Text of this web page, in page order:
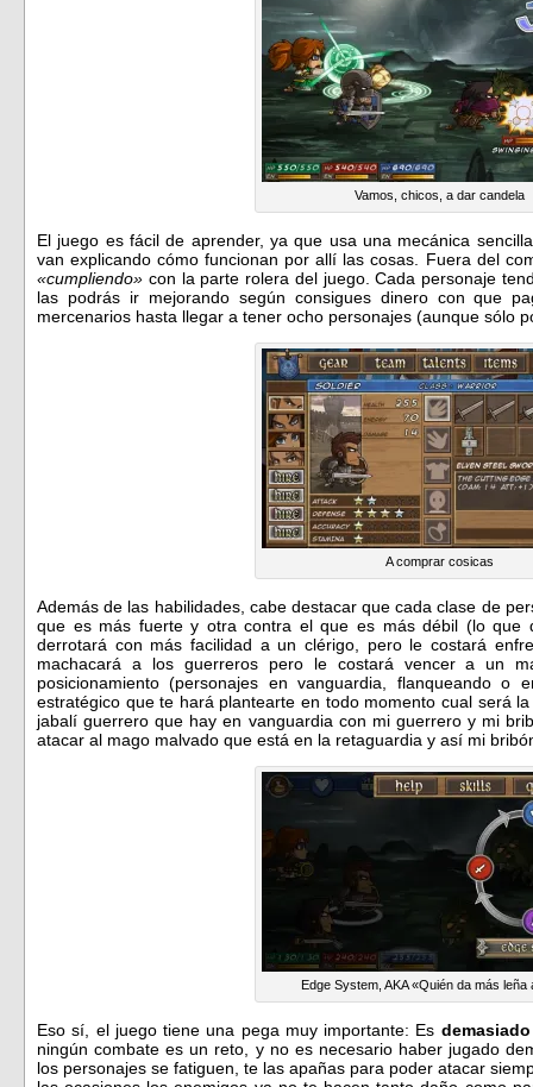
Vamos, chicos, a dar candela
El juego es fácil de aprender, ya que usa una mecánica
van explicando cómo funcionan por allí las cosas. Fuera del
«cumpliendo» con la parte rolera del juego. Cada personaje
las podrás ir mejorando según consigues dinero con que
mercenarios hasta llegar a tener ocho personajes (aunque sólo
A comprar cosicas
Además de las habilidades, cabe destacar que cada clase de
que es más fuerte y otra contra el que es más débil (lo que
derrotará con más facilidad a un clérigo, pero le costará
machacará a los guerreros pero le costará vencer a un
posicionamiento (personajes en vanguardia, flanqueando o
estratégico que te hará plantearte en todo momento cual será
jabalí guerrero que hay en vanguardia con mi guerrero y mi
atacar al mago malvado que está en la retaguardia y así mi
Edge System, AKA «Quién da más leña
Eso sí, el juego tiene una pega muy importante: Es
ningún combate es un reto, y no es necesario haber jugado
los personajes se fatiguen, te las apañas para poder atacar